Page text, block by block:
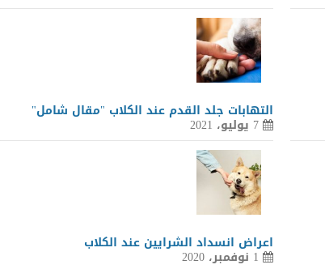
التهابات جلد القدم عند الكلاب "مقال شامل"
7 يوليو، 2021
اعراض انسداد الشرايين عند الكلاب
1 نوفمبر، 2020